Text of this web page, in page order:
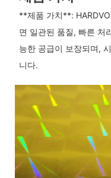
**제품 가치**:
면 일관된 품질, 빠른 처
능한 공급이 보장되며,
니다.